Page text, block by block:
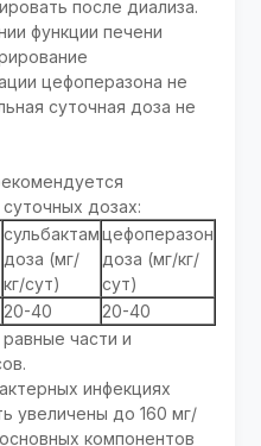
после диализа.
функции печени
цефоперазона не
суточная доза не
дозах:
сульбактам
доза (мг/
кг/сут)
цефоперазон
доза (мг/кг/
сут)
20-40
20-40
части и
инфекциях
увеличены до 160 мг/
компонентов